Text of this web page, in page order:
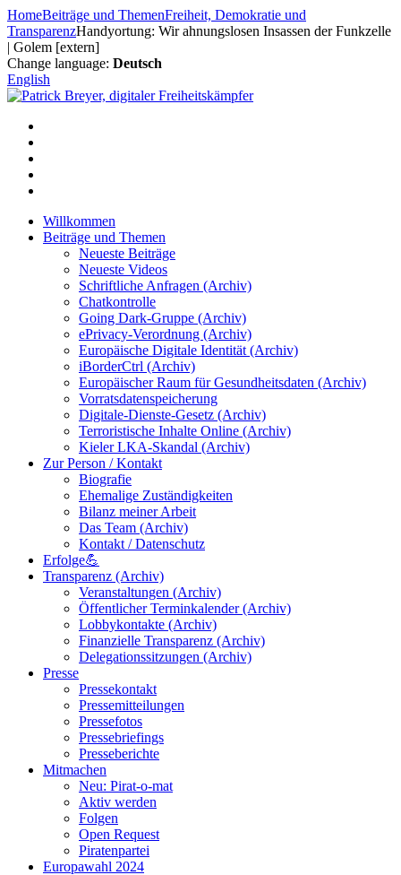
Zum
Inhalt
springen
HomeBeiträge und ThemenFreiheit, Demokratie und
TransparenzHandyortung: Wir ahnungslosen Insassen der Funkzelle
| Golem [extern]
Change language: Deutsch
English
Willkommen
Beiträge und Themen
Neueste Beiträge
Neueste Videos
Schriftliche Anfragen (Archiv)
Chatkontrolle
Going Dark-Gruppe (Archiv)
ePrivacy-Verordnung (Archiv)
Europäische Digitale Identität (Archiv)
iBorderCtrl (Archiv)
Europäischer Raum für Gesundheitsdaten (Archiv)
Vorratsdatenspeicherung
Digitale-Dienste-Gesetz (Archiv)
Terroristische Inhalte Online (Archiv)
Kieler LKA-Skandal (Archiv)
Zur Person / Kontakt
Biografie
Ehemalige Zuständigkeiten
Bilanz meiner Arbeit
Das Team (Archiv)
Kontakt / Datenschutz
Erfolge💪
Transparenz (Archiv)
Veranstaltungen (Archiv)
Öffentlicher Terminkalender (Archiv)
Lobbykontakte (Archiv)
Finanzielle Transparenz (Archiv)
Delegationssitzungen (Archiv)
Presse
Pressekontakt
Pressemitteilungen
Pressefotos
Pressebriefings
Presseberichte
Mitmachen
Neu: Pirat-o-mat
Aktiv werden
Folgen
Open Request
Piratenpartei
Europawahl 2024